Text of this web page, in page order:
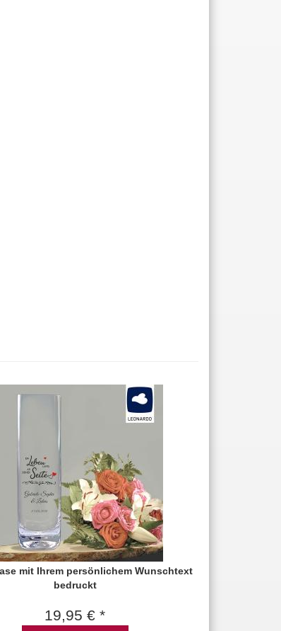
mit Ihrem persönlichem Wunschtext
bedruckt
19,95 € *